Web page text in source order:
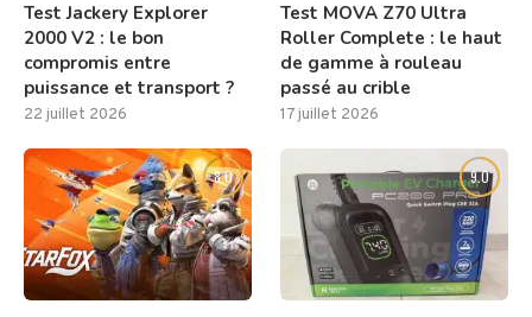
Test Jackery Explorer
2000 V2 : le bon
compromis entre
puissance et transport ?
22 juillet 2026
Test MOVA Z70 Ultra
Roller Complete : le haut
de gamme à rouleau
passé au crible
17 juillet 2026
8.0 9.0